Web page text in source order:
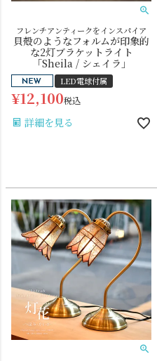
フレンチアンティークをインスパイア
貝殻のようなフォルムが印象的
な2灯ブラケットライト
「Sheila / シェイラ」
LED電球付属
¥12,100税込
詳細を見る